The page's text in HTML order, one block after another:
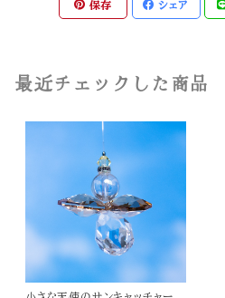
保存 シェア
最近チェックした商品